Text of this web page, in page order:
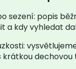
sezení: popis
a kdy vyhledat
krátkou